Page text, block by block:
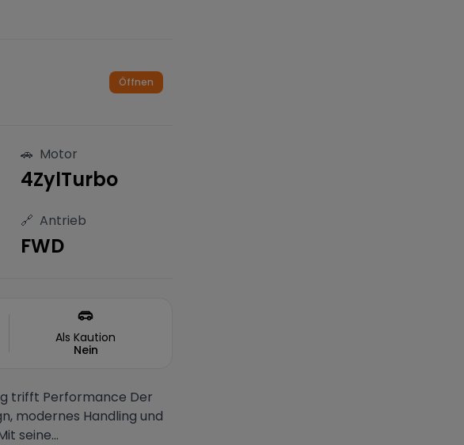
Öffnen
🚗 Motor
4ZylTurbo
🔗 Antrieb
FWD
Als Kaution
Nein
trifft Performance Der
modernes Handling und
seine...